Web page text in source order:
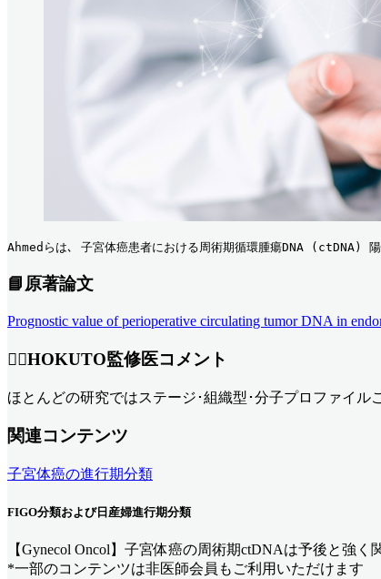
Ahmedらは､ 子宮体癌患者における周術期循環腫瘍DNA
📘原著論文
Prognostic value of perioperative circulating tumor DNA in
👨‍⚕️HOKUTO監修医コメント
ほとんどの研究ではステージ･組織型･分子プロファイ
関連コンテンツ
子宮体癌の進行期分類
FIGO分類および日産婦進行期分類
【Gynecol Oncol】子宮体癌の周術期ctDNAは予後と強く
*一部のコンテンツは非医師会員もご利用いただけます